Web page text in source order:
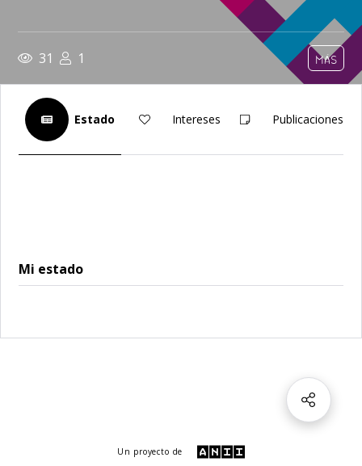
31 1 MÁS
Estado Intereses Publicaciones
Mi estado
Un proyecto de